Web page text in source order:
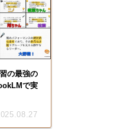
の最強の
で実